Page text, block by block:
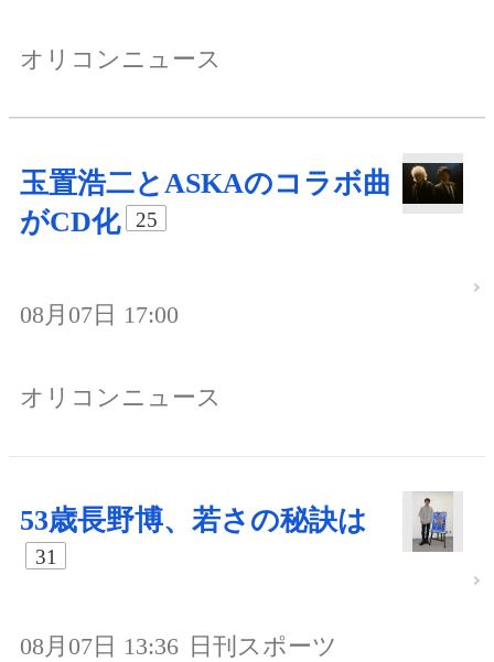
オリコンニュース
玉置浩二とASKAのコラボ曲
がCD化
25
08月07日 17:00
オリコンニュース
53歳長野博、若さの秘訣は
31
08月07日 13:36 日刊スポーツ